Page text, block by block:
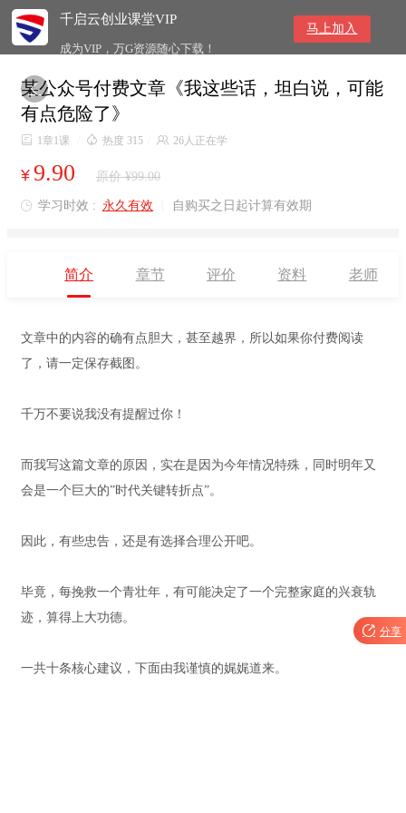
千启云创业课堂VIP
成为VIP，万G资源随心下载！
马上加入

某公众号付费文章《我这些话，坦白说，可能
有点危险了》
 1章1课  热度 315  26人正在学
¥ 9.90 原价 ¥99.00
 学习时效 : 永久有效 自购买之日起计算有效期
简介 章节 评价 资料 老师
文章中的内容的确有点胆大，甚至越界，所以如果你付费阅读
了，请一定保存截图。
千万不要说我没有提醒过你！
而我写这篇文章的原因，实在是因为今年情况特殊，同时明年又
会是一个巨大的”时代关键转折点”。
因此，有些忠告，还是有选择合理公开吧。
毕竟，每挽救一个青壮年，有可能决定了一个完整家庭的兴衰轨
迹，算得上大功德。
一共十条核心建议，下面由我谨慎的娓娓道来。
 分享